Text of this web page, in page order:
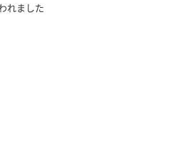
れました